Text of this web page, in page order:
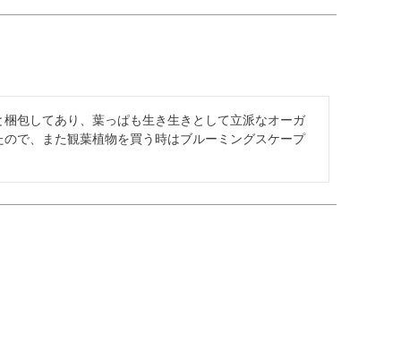
包してあり、葉っぱも生き生きとして立派なオーガ
で、また観葉植物を買う時はブルーミングスケープ